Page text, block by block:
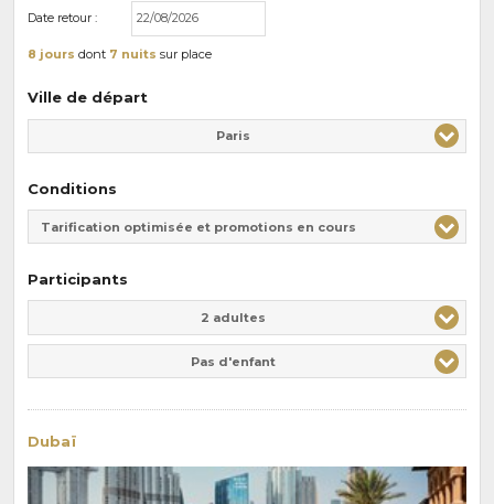
Date retour :
8 jours dont 7 nuits sur place
Ville de départ
Paris
Conditions
Tarification optimisée et promotions en cours
Participants
2 adultes
Pas d'enfant
Dubaï